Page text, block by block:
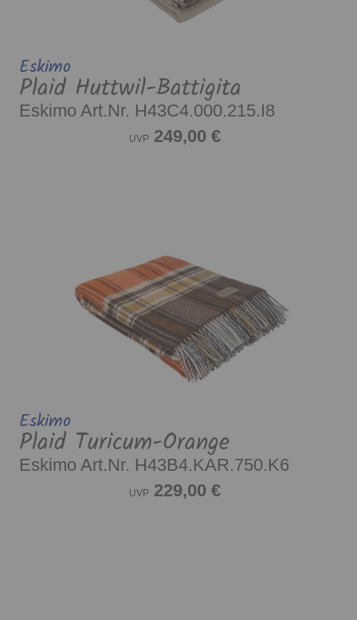
Eskimo
Plaid Huttwil-Battigita
Eskimo Art.Nr. H43C4.000.215.I8
UVP 249,00 €
Eskimo
Plaid Turicum-Orange
Eskimo Art.Nr. H43B4.KAR.750.K6
UVP 229,00 €